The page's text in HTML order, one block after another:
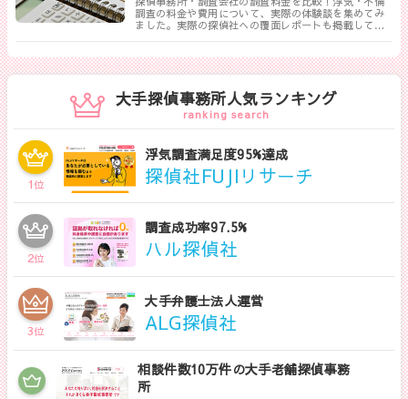
調査の料金や費用について、実際の体験談を集めてみ
ました。実際の探偵社への覆面レポートも掲載してい
大手探偵事務所人気ランキング
ranking search
1位
浮気調査満足度95%達成
探偵社FUJIリサーチ
2位
調査成功率97.5%
ハル探偵社
3位
大手弁護士法人運営
ALG探偵社
相談件数10万件の大手老舗探偵事務
所